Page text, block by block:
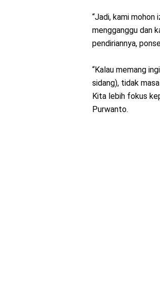
“Jadi, kami mohon
mengganggu dan
pendiriannya,
“Kalau memang
sidang), tidak
Kita lebih fokus
Purwanto.